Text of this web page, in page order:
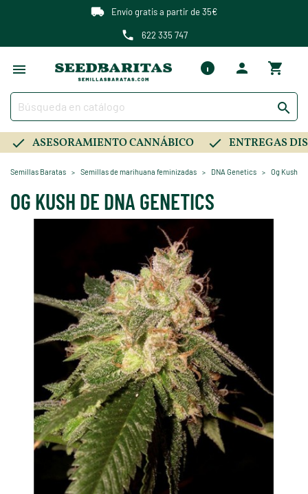
Envío gratis a partir de 35€
622 335 747

ASESORAMIENTO CANNÁBICO ENTREGAS
Semillas Baratas Semillas de marihuana feminizadas DNA Genetics Og Kush
OG KUSH DE DNA GENETICS